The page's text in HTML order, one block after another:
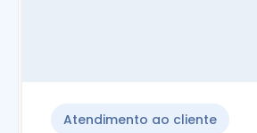
Atendimento ao cliente